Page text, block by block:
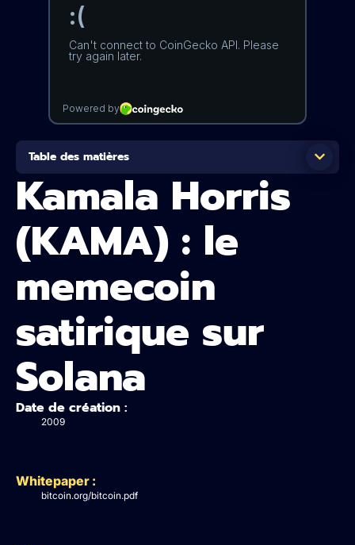
Table des matières
Kamala Horris
(KAMA) : le
memecoin
satirique sur
Solana
Date de création :
2009
Whitepaper :
bitcoin.org/bitcoin.pdf